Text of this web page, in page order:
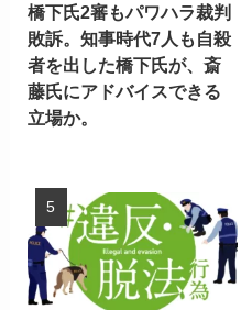
橋下氏2審もパワハラ裁判
敗訴。知事時代7人も自殺
者を出した橋下氏が、斎
藤氏にアドバイスできる
立場か。